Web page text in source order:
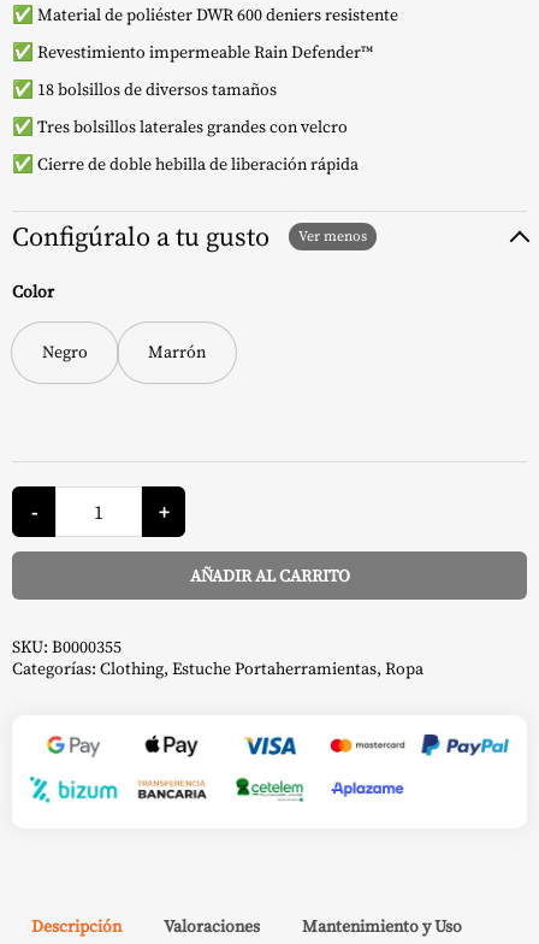
✅ Material de poliéster DWR 600 deniers resistente
✅ Revestimiento impermeable Rain Defender™
✅ 18 bolsillos de diversos tamaños
✅ Tres bolsillos laterales grandes con velcro
✅ Cierre de doble hebilla de liberación rápida
Configúralo a tu gusto
Color
Negro Marrón
-
Estuche
portaherramientas
-
Carhartt
cantidad
+
AÑADIR AL CARRITO
Alternative:
SKU: B0000355
Categorías: Clothing, Estuche Portaherramientas, Ropa
Descripción Valoraciones Mantenimiento y Uso